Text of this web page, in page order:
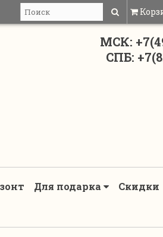
МСК:
СПБ:
Для подарка
Скидки